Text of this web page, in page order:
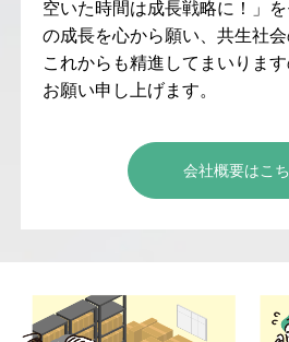
空いた時間は成長戦略に！」を
の成長を心から願い、共生社会
これからも精進してまいりま
お願い申し上げます。
会社概要はこ